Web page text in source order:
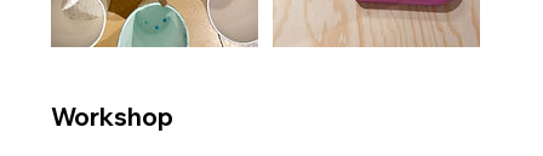
Workshop